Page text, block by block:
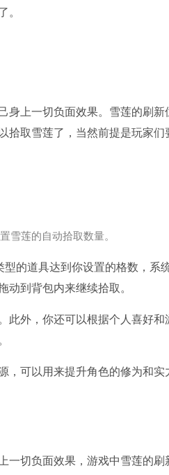
。
身上一切负面效果。雪莲的刷新
拾取雪莲了，当然前提是玩家们
雪莲的自动拾取数量。
的道具达到你设置的格数，系
动到背包内来继续拾取。
外，你还可以根据个人喜好和
可以用来提升角色的修为和实
一切负面效果，游戏中雪莲的刷